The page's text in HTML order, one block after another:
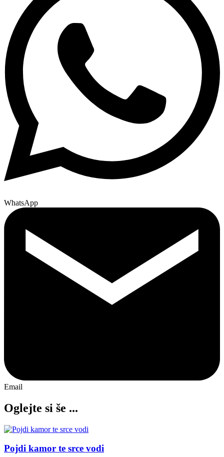
WhatsApp
Email
Oglejte si še ...
Pojdi kamor te srce vodi